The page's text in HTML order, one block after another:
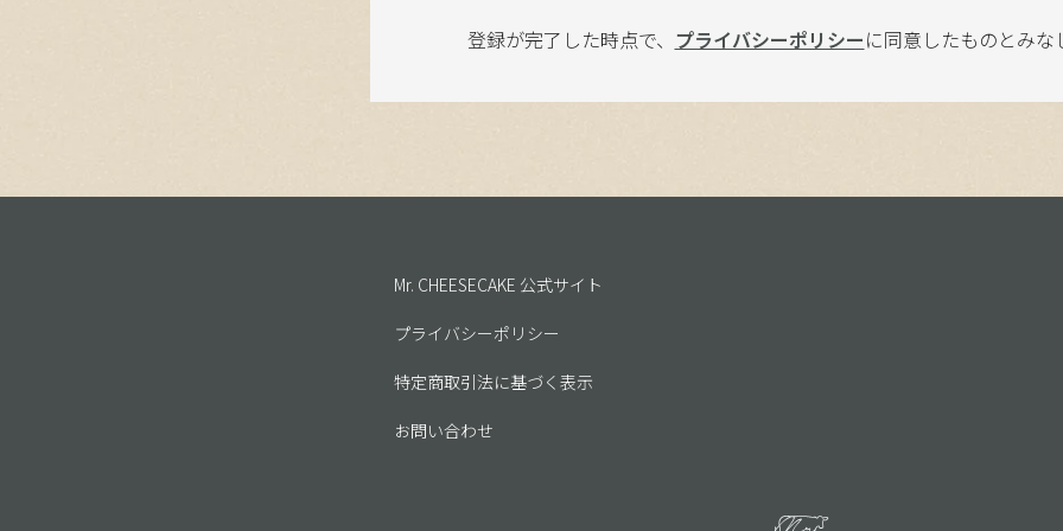
登録が完了した時点で、 プライバシーポリシーに同意したものとみな
Mr. CHEESECAKE 公式サイト
プライバシーポリシー
特定商取引法に基づく表示
お問い合わせ